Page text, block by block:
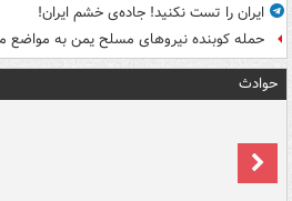
ایران را تست نکنید! جاده‌ی خشم ایران!
حمله کوبنده نیروهای مسلح یمن به مواضع
حوادث